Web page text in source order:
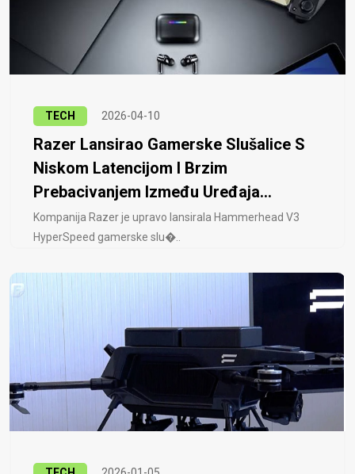
TECH 2026-04-10
Razer Lansirao Gamerske Slušalice S
Niskom Latencijom I Brzim
Prebacivanjem Između Uređaja...
Kompanija Razer je upravo lansirala Hammerhead V3
HyperSpeed ​​gamerske slu�..